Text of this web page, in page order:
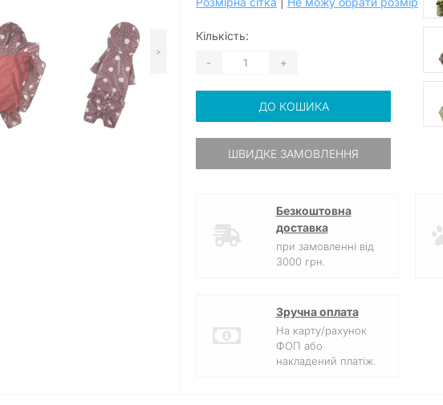
>
Кількість:
- +
ДО КОШИКА
ШВИДКЕ ЗАМОВЛЕННЯ
Безкоштовна
доставка
при замовленні від
3000 грн.
Зручна оплата
На карту/рахунок
ФОП або
накладений платіж.